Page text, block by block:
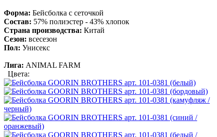
Форма: Бейсболка с сеточкой
Состав: 57% полиэстер - 43% хлопок
Страна производства: Китай
Сезон: всесезон
Пол: Унисекс
Лига: ANIMAL FARM
Цвета: